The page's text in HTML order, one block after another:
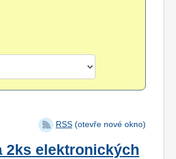
RSS (otevře nové okno)
2ks elektronických